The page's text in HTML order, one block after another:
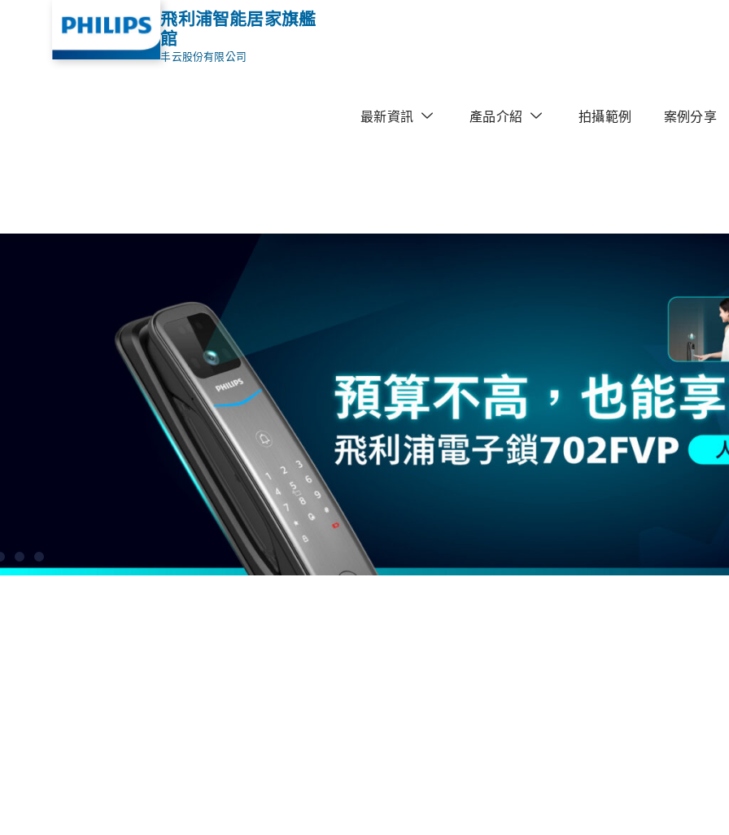
飛利浦智能居家旗艦
館
丰云股份有限公司
最新資訊 產品介紹 拍攝範例 案例分享